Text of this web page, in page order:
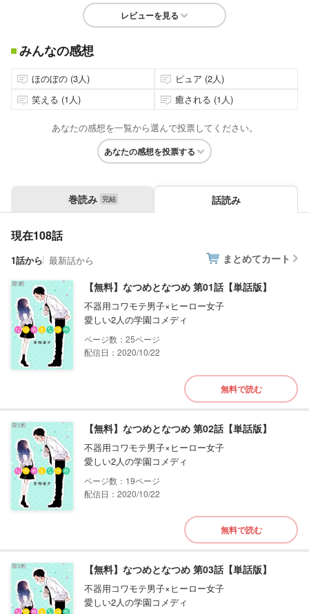
レビューを見る
みんなの感想
ほのぼの (3人)
ピュア (2人)
笑える (1人)
癒される (1人)
あなたの感想を一覧から選んで投票してください。
あなたの感想を投票する
巻読み 話読み
現在108話
1話から 最新話から まとめてカート
【無料】なつめとなつめ 第01話【単話版】
不器用コワモテ男子×ヒーロー女子
愛しい2人の学園コメディ
25
配信日：2020/10/22
無料で読む
【無料】なつめとなつめ 第02話【単話版】
不器用コワモテ男子×ヒーロー女子
愛しい2人の学園コメディ
19
配信日：2020/10/22
無料で読む
【無料】なつめとなつめ 第03話【単話版】
不器用コワモテ男子×ヒーロー女子
愛しい2人の学園コメディ